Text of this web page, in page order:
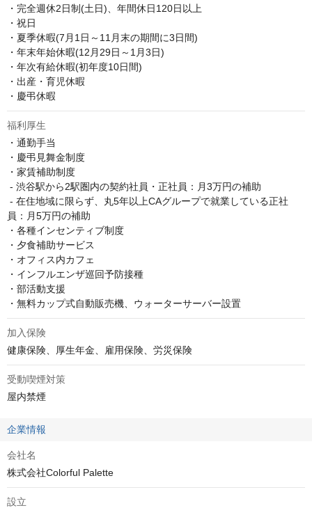
・完全週休2日制(土日)、年間休日120日以上
・祝日
・夏季休暇(7月1日～11月末の期間に3日間)
・年末年始休暇(12月29日～1月3日)
・年次有給休暇(初年度10日間)
・出産・育児休暇
・慶弔休暇
福利厚生
・通勤手当
・慶弔見舞金制度
・家賃補助制度
員：月5万円の補助
・各種インセンティブ制度
・夕食補助サービス
・オフィス内カフェ
・インフルエンザ巡回予防接種
・部活動支援
・無料カップ式自動販売機、ウォーターサーバー設置
加入保険
健康保険、厚生年金、雇用保険、労災保険
受動喫煙対策
屋内禁煙
企業情報
会社名
株式会社Colorful Palette
設立